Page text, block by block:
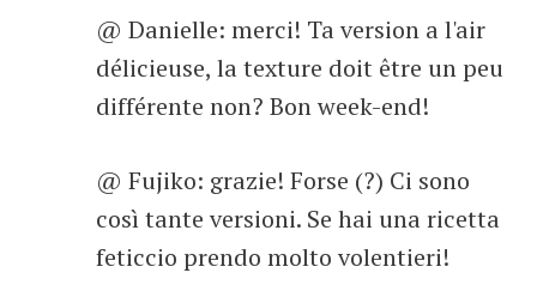
@ Danielle: merci! Ta version a l'air
délicieuse, la texture doit être un peu
différente non? Bon week-end!
@ Fujiko: grazie! Forse (?) Ci sono
così tante versioni. Se hai una ricetta
feticcio prendo molto volentieri!